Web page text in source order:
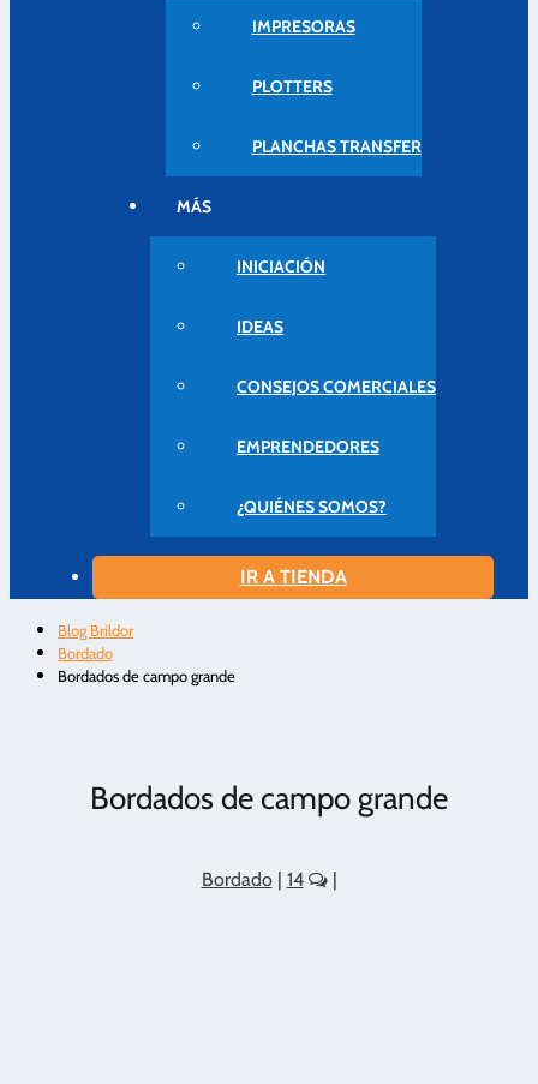
IMPRESORAS
PLOTTERS
PLANCHAS TRANSFER
MÁS
INICIACIÓN
IDEAS
CONSEJOS COMERCIALES
EMPRENDEDORES
¿QUIÉNES SOMOS?
IR A TIENDA
Blog Brildor
Bordado
Bordados de campo grande
Bordados de campo grande
Bordado| 14 |